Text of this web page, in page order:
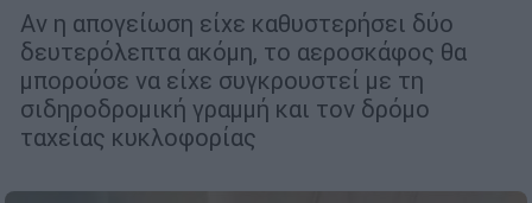
Αν η απογείωση είχε καθυστερήσει δύο
δευτερόλεπτα ακόμη, το αεροσκάφος θα
μπορούσε να είχε συγκρουστεί με τη
σιδηροδρομική γραμμή και τον δρόμο
ταχείας κυκλοφορίας